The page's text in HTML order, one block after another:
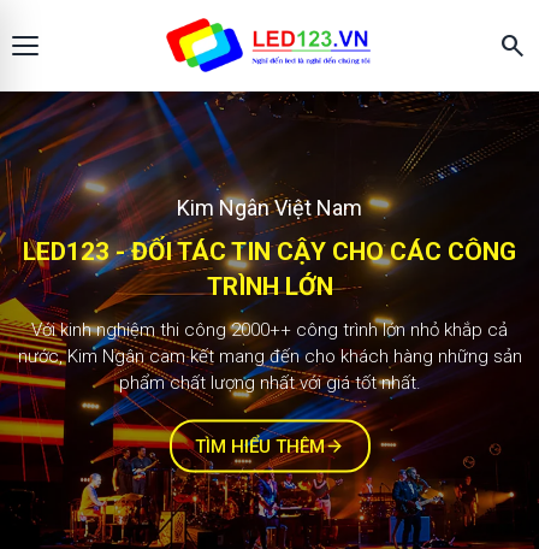
search
2.000+ công trình
Màn hình LED123
KIM NGÂN - ĐỐI TÁC TIN CẬY CHO CÁC
CÔNG TRÌNH LỚN
Với kinh nghiệm thi công 1000++ công trình lớn nhỏ khắp cả
nước, Kim Ngân cam kết mang đến cho khách hàng những sản
phẩm chất lượng nhất với giá tốt nhất.
TÌM HIỂU THÊM